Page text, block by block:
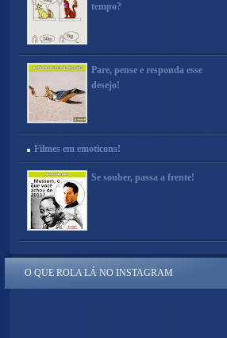
tempo?
Pare, pense e responda esse
desejo!
Filmes em emoticons!
Se souber, passa a frente!
O QUE ROLA LÁ NO INSTAGRAM